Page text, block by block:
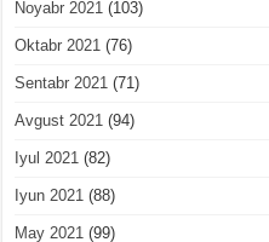
Noyabr 2021 (103)
Oktabr 2021 (76)
Sentabr 2021 (71)
Avgust 2021 (94)
Iyul 2021 (82)
Iyun 2021 (88)
May 2021 (99)